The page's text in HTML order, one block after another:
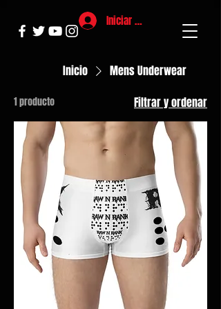
Iniciar sesión
Inicio Mens Underwear
1 producto Filtrar y ordenar